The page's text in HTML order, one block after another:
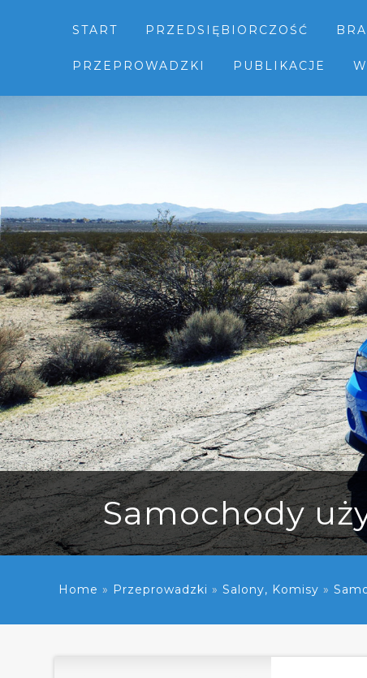
START PRZEDSIĘBIORCZOŚĆ
PRZEPROWADZKI PUBLIKACJE
Samochody
Home » Przeprowadzki » Salony, Komisy »